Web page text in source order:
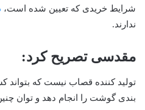
شرایط خریدی که تعیین شده است،
ندارند.
مقدسی تصریح کرد:
تولید کننده قصاب نیست که بتواند
بندی گوشت را انجام دهد و توان